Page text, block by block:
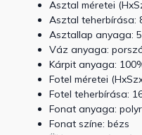
Asztal méretei
Asztal teherbírása:
Asztallap anyaga:
Váz anyaga:
Kárpit anyaga:
Fotel méretei
Fotel teherbírása:
Fonat anyaga:
Fonat színe: bézs